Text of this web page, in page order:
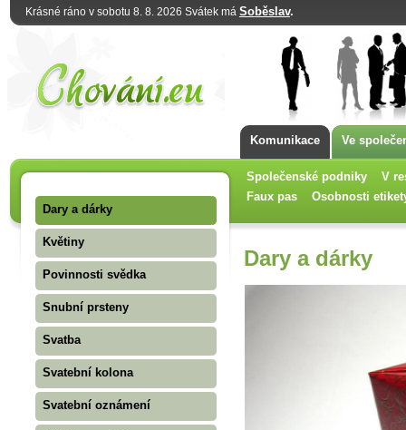
Krásné ráno v sobotu 8. 8. 2026 Svátek má Soběslav.
Komunikace Ve
Společenské podniky
V
Faux pas
Osobnosti
Dary a dárky
Květiny
Povinnosti svědka
Snubní prsteny
Svatba
Svatební kolona
Svatební oznámení
Dary a dárky